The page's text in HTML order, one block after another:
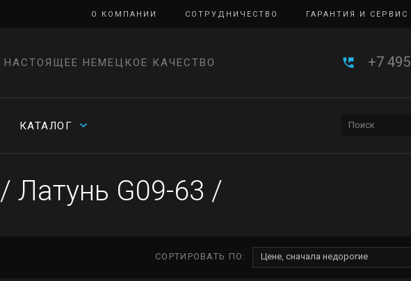
О КОМПАНИИ СОТРУДНИЧЕСТВО ГАРАНТИЯ И СЕРВИС
НАСТОЯЩЕЕ НЕМЕЦКОЕ КАЧЕСТВО +7 495
КАТАЛОГ
/ Латунь G09-63 /
СОРТИРОВАТЬ ПО: Цене, сначала недорогие